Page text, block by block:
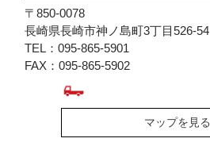
〒850-0078
長崎県長崎市神ノ島町3丁目526-54
TEL：095-865-5901
FAX：095-865-5902
マップを見る